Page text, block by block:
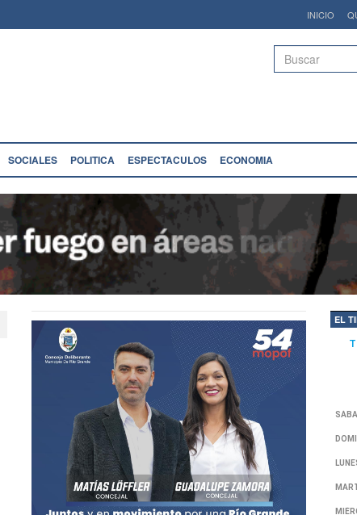
INICIO
Buscar
SOCIALES POLITICA ESPECTACULOS ECONOMIA
EL